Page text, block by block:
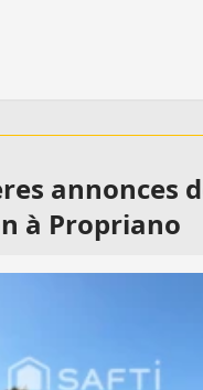
annonces
à Propriano